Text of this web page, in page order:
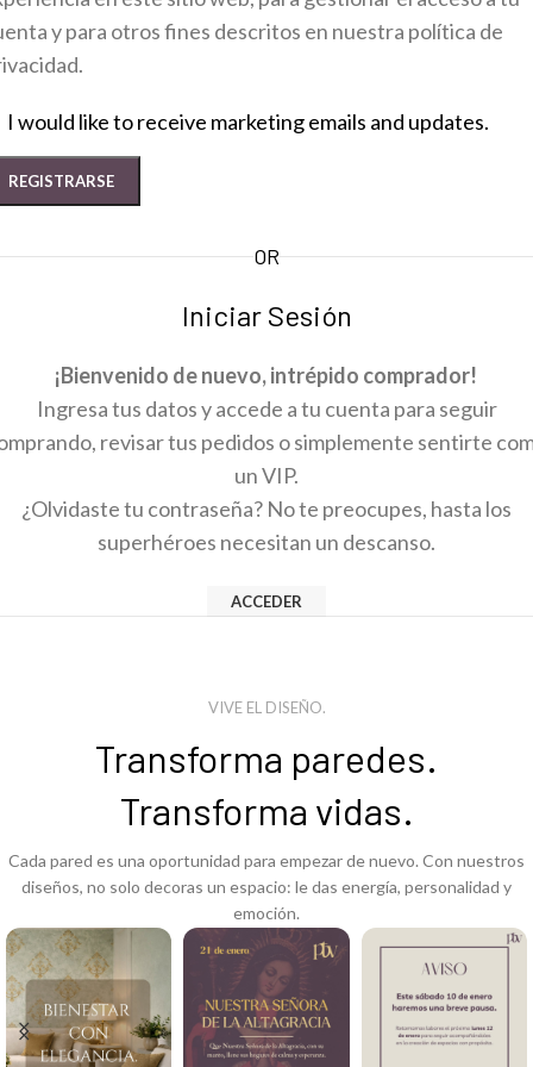
y para otros fines descritos en nuestra política de
I would like to receive marketing emails and updates.
REGISTRARSE
OR
Iniciar Sesión
¡Bienvenido de nuevo, intrépido comprador!
Ingresa tus datos y accede a tu cuenta para seguir
revisar tus pedidos o simplemente sentirte
un VIP.
¿Olvidaste tu contraseña? No te preocupes, hasta los
superhéroes necesitan un descanso.
ACCEDER
VIVE EL DISEÑO.
Transforma paredes.
Transforma vidas.
Cada pared es una oportunidad para empezar de nuevo. Con nuestros
diseños, no solo decoras un espacio: le das energía, personalidad y
emoción.